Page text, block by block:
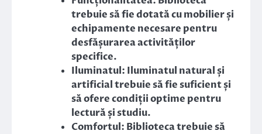
trebuie să fie dotată cu mobilier și
echipamente necesare pentru
desfășurarea activităților
specifice.
Iluminatul: Iluminatul natural și
artificial trebuie să fie suficient și
să ofere condiții optime pentru
lectură și studiu.
Comfortul: Biblioteca trebuie să